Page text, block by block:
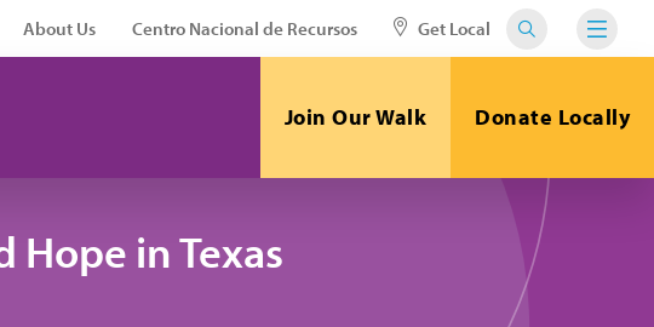
About Us Centro Nacional de Recursos Get Local
Join Our Walk Donate Locally
in Texas